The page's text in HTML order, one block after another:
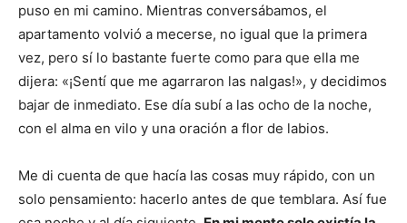
puso en mi camino. Mientras conversábamos, el
apartamento volvió a mecerse, no igual que la primera
vez, pero sí lo bastante fuerte como para que ella me
dijera: «¡Sentí que me agarraron las nalgas!», y decidimos
bajar de inmediato. Ese día subí a las ocho de la noche,
con el alma en vilo y una oración a flor de labios.
Me di cuenta de que hacía las cosas muy rápido, con un
solo pensamiento: hacerlo antes de que temblara. Así fue